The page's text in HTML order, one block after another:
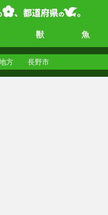
獣 魚
方 長野市